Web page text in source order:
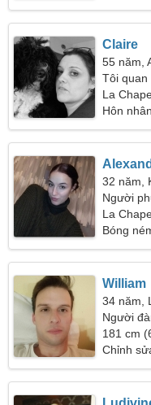
Claire
55 năm,
Tôi quan
La
Hôn nhân
32 năm,
Người
La
Bóng
William
34 năm,
Người
31
181 cm
Chỉnh